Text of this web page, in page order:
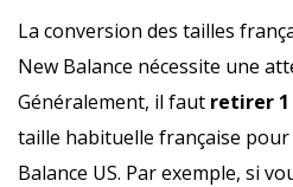
La conversion des tailles
New Balance nécessite une
Généralement, il faut retirer 1
taille habituelle française
Balance US. Par exemple, si